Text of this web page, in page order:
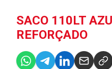
SACO 110LT
REFORÇADO